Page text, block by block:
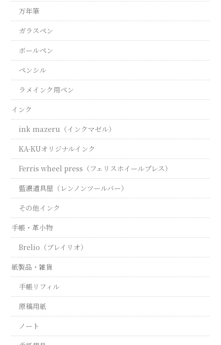
万年筆
ガラスペン
ボールペン
ペンシル
ラメインク用ペン
インク
ink mazeru（インクマゼル）
KA-KUオリジナルインク
Ferris wheel press（フェリスホイールプレス）
藍濃道具屋（レンノンツールバー）
その他インク
手帳・革小物
Brelio（ブレイリオ）
紙製品・雑貨
手帳リフィル
原稿用紙
ノート